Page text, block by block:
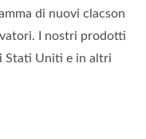
di nuovi clacson
I nostri prodotti
Stati Uniti e in altri